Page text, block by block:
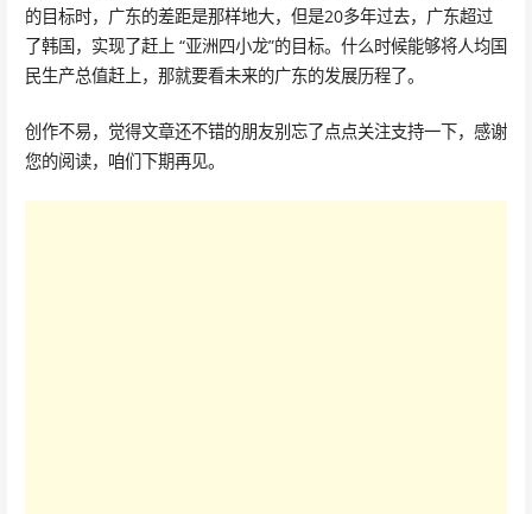
的目标时，广东的差距是那样地大，但是20多年过去，广东超过
了韩国，实现了赶上 “亚洲四小龙”的目标。什么时候能够将人均国
民生产总值赶上，那就要看未来的广东的发展历程了。
创作不易，觉得文章还不错的朋友别忘了点点关注支持一下，感谢
您的阅读，咱们下期再见。